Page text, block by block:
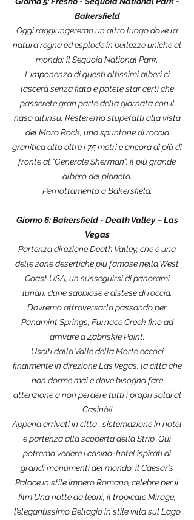
Bakersfield
Oggi raggiungeremo un altro luogo dove la
natura regna ed esplode in bellezze uniche al
mondo: il Sequoia National Park.
L’imponenza di questi altissimi alberi ci
lascerà senza fiato e potete star certi che
passerete gran parte della giornata con il
naso all’insù. Resteremo stupefatti alla vista
del Moro Rock, uno spuntone di roccia
granitica alto oltre i 75 metri e ancora di più di
fronte al “Generale Sherman”, il più grande
albero del pianeta.
Pernottamento a Bakersfield.
Giorno 6: Bakersfield - Death Valley – Las
Vegas
Partenza direzione Death Valley, che è una
delle zone desertiche più famose nella West
Coast USA, un susseguirsi di panorami
lunari, dune sabbiose e distese di roccia.
Dovremo attraversarla passando per
Panamint Springs, Furnace Creek fino ad
arrivare a Zabriskie Point.
Usciti dalla Valle della Morte eccoci
finalmente in direzione Las Vegas, la città che
non dorme mai e dove bisogna fare
attenzione a non perdere tutti i propri soldi al
Casinò!!
Appena arrivati in città , sistemazione in hotel
e partenza alla scoperta della Strip. Qui
potremo vedere i casinò-hotel ispirati ai
grandi monumenti del mondo: il Caesar’s
Palace in stile Impero Romano, celebre per il
film Una notte da leoni, il tropicale Mirage,
l’elegantissimo Bellagio in stile villa sul Lago